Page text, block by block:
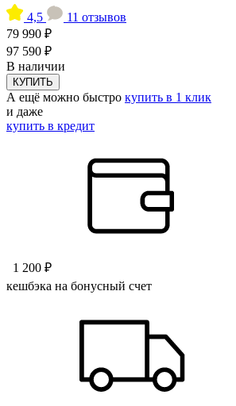
4,5
11 отзывов
79 990 ₽
97 590 ₽
В наличии
КУПИТЬ
А ещё можно быстро купить в 1 клик
и даже
купить в кредит
1 200 ₽
кешбэка на бонусный счет